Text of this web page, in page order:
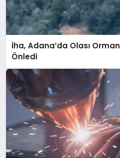
İha, Adana’da Olası
Önledi